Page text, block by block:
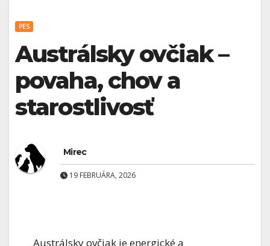
PES
Austrálsky ovčiak –
povaha, chov a
starostlivosť
Mirec
19 FEBRUÁRA, 2026
Austrálsky ovčiak je energické a